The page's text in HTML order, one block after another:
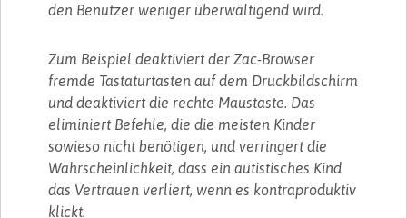
den Benutzer weniger überwältigend wird.
Zum Beispiel deaktiviert der Zac-Browser
fremde Tastaturtasten auf dem Druckbildschirm
und deaktiviert die rechte Maustaste. Das
eliminiert Befehle, die die meisten Kinder
sowieso nicht benötigen, und verringert die
Wahrscheinlichkeit, dass ein autistisches Kind
das Vertrauen verliert, wenn es kontraproduktiv
klickt.